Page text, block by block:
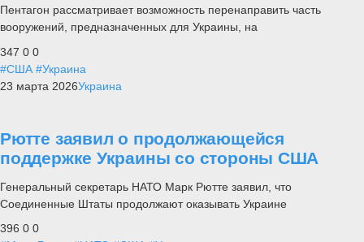
Пентагон рассматривает возможность перенаправить часть
вооружений, предназначенных для Украины, на
347 0 0
#США #Украина
23 марта 2026Украина
Рютте заявил о продолжающейся
поддержке Украины со стороны США
Генеральный секретарь НАТО Марк Рютте заявил, что
Соединенные Штаты продолжают оказывать Украине
396 0 0